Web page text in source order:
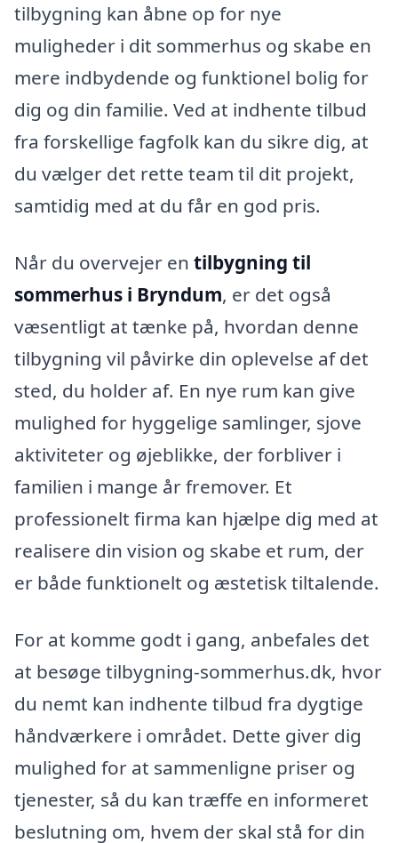
tilbygning kan åbne op for nye
muligheder i dit sommerhus og skabe en
mere indbydende og funktionel bolig for
dig og din familie. Ved at indhente tilbud
fra forskellige fagfolk kan du sikre dig, at
du vælger det rette team til dit projekt,
samtidig med at du får en god pris.
Når du overvejer en tilbygning til
sommerhus i Bryndum, er det også
væsentligt at tænke på, hvordan denne
tilbygning vil påvirke din oplevelse af det
sted, du holder af. En nye rum kan give
mulighed for hyggelige samlinger, sjove
aktiviteter og øjeblikke, der forbliver i
familien i mange år fremover. Et
professionelt firma kan hjælpe dig med at
realisere din vision og skabe et rum, der
er både funktionelt og æstetisk tiltalende.
For at komme godt i gang, anbefales det
at besøge tilbygning-sommerhus.dk, hvor
du nemt kan indhente tilbud fra dygtige
håndværkere i området. Dette giver dig
mulighed for at sammenligne priser og
tjenester, så du kan træffe en informeret
beslutning om, hvem der skal stå for din